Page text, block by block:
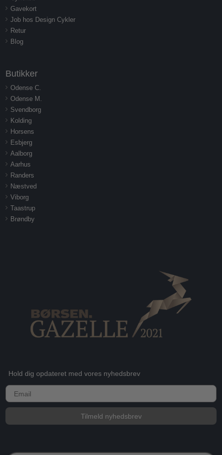
Gavekort
Job hos Design Cykler
Retur
Blog
Butikker
Odense C.
Odense M.
Svendborg
Kolding
Horsens
Esbjerg
Aalborg
Aarhus
Randers
Næstved
Viborg
Taastrup
Brøndby
Hold dig opdateret med vores nyhedsbrev
E-mail
Tilmeld nyhedsbrev